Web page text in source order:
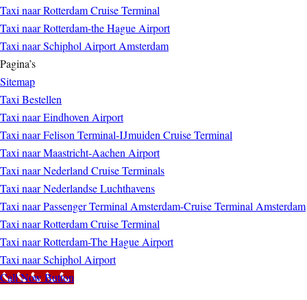
Taxi naar Rotterdam Cruise Terminal
Taxi naar Rotterdam-the Hague Airport
Taxi naar Schiphol Airport Amsterdam
Pagina’s
Sitemap
Taxi Bestellen
Taxi naar Eindhoven Airport
Taxi naar Felison Terminal-IJmuiden Cruise Terminal
Taxi naar Maastricht-Aachen Airport
Taxi naar Nederland Cruise Terminals
Taxi naar Nederlandse Luchthavens
Taxi naar Passenger Terminal Amsterdam-Cruise Terminal Amsterdam
Taxi naar Rotterdam Cruise Terminal
Taxi naar Rotterdam-The Hague Airport
Taxi naar Schiphol Airport
Call Now Button